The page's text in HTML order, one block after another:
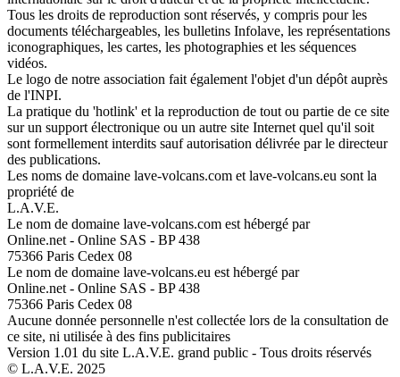
Tous les droits de reproduction sont réservés, y compris pour les
documents téléchargeables, les bulletins Infolave, les représentations
iconographiques, les cartes, les photographies et les séquences
vidéos.
Le logo de notre association fait également l'objet d'un dépôt auprès
de l'INPI.
La pratique du 'hotlink' et la reproduction de tout ou partie de ce site
sur un support électronique ou un autre site Internet quel qu'il soit
sont formellement interdits sauf autorisation délivrée par le directeur
des publications.
Les noms de domaine lave-volcans.com et lave-volcans.eu sont la
propriété de
L.A.V.E.
Le nom de domaine lave-volcans.com est hébergé par
Online.net - Online SAS - BP 438
75366 Paris Cedex 08
Le nom de domaine lave-volcans.eu est hébergé par
Online.net - Online SAS - BP 438
75366 Paris Cedex 08
Aucune donnée personnelle n'est collectée lors de la consultation de
ce site, ni utilisée à des fins publicitaires
Version 1.01 du site L.A.V.E. grand public - Tous droits réservés
© L.A.V.E. 2025